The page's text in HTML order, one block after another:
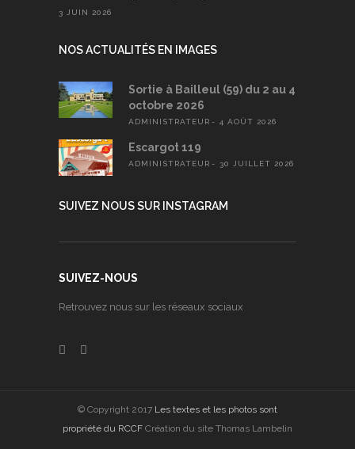
3 JUIN 2026
NOS ACTUALITÉS EN IMAGES
Sortie à Bailleul (59) du 2 au 4
octobre 2026
ADMINISTRATEUR 4 AOÛT 2026
Escargot 119
ADMINISTRATEUR 30 JUILLET 2026
SUIVEZ NOUS SUR INSTAGRAM
SUIVEZ-NOUS
Retrouvez nous sur les réseaux sociaux
© Copyright 2017 Les textes et les photos sont
propriété du RCCF Création du site Thomas Lambelin